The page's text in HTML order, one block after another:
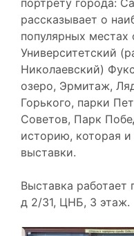
рассказывает о
популярных местах
Университетский
Николаевский)
озеро, Эрмитаж,
Горького, парки
Советов, Парк
историю, которая
выставки.
Выставка работает
д 2/31, ЦНБ, 3 этаж.